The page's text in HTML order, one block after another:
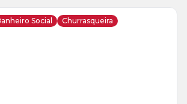
Social Churrasqueira